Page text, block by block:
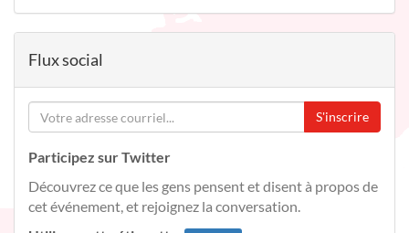
Flux social
S'inscrire
Participez sur Twitter
Découvrez ce que les gens pensent et disent à propos de
cet événement, et rejoignez la conversation.